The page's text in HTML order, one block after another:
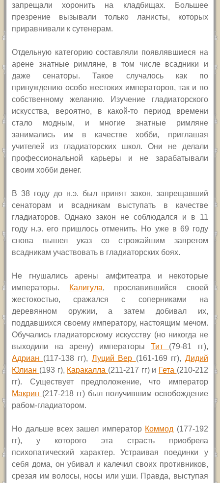
запрещали хоронить на кладбищах. Большее
презрение вызывали только ланисты, которых
приравнивали к сутенерам.
Отдельную категорию составляли появлявшиеся на
арене знатные римляне, в том числе всадники и
даже сенаторы. Такое случалось как по
принуждению особо жестоких императоров, так и по
собственному желанию.
Изучение гладиаторского
искусства, вероятно, в какой-то период времени
стало модным, и многие знатные римляне
занимались им в качестве хобби, приглашая
учителей из гладиаторских школ. Они не делали
профессиональной карьеры и не зарабатывали
своим хобби денег.
В 38 году до н.э. был принят закон, запрещавший
сенаторам и всадникам выступать в качестве
гладиаторов. Однако закон не соблюдался и в 11
году н.э. его пришлось отменить. Но уже в 69 году
снова вышел указ со строжайшим запретом
всадникам участвовать в гладиаторских боях.
Не гнушались арены амфитеатра и некоторые
императоры.
Калигула, прославившийся своей
жестокостью, сражался с соперниками на
деревянном оружии, а затем добивал их,
поддавшихся своему императору, настоящим мечом.
Обучались гладиаторскому искусству (но никогда не
выходили на арену) императорыТит (79-81 гг),
Адриан (117-138 гг), Луций Вер (161-169 гг), Дидий
Юлиан (193 г), Каракалла (211-217 гг)и Гета (210-212
гг). Существует предположение, что император
Макрин (217-218 гг) был получившим освобождение
рабом-гладиатором.
Но дальше всех зашел император Коммод (177-192
гг), у которого эта страсть приобрела
психопатический характер. Устраивая поединки у
себя дома, он убивал и калечил своих противников,
срезая им волосы, носы или уши. Правда, выступая